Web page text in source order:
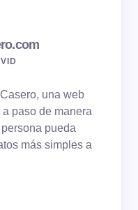
una web
paso de manera
pueda
más simples a